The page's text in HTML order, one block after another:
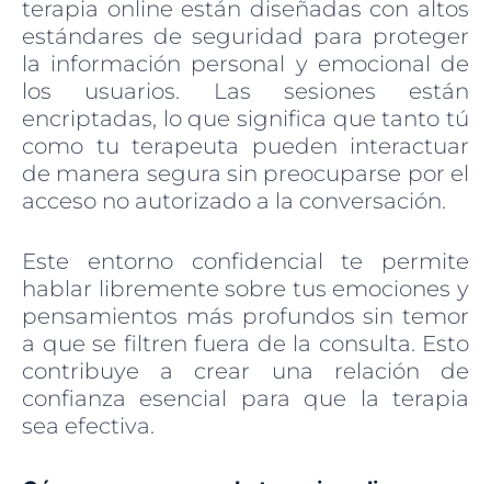
terapia online están diseñadas con altos
estándares de seguridad para proteger
la información personal y emocional de
los usuarios. Las sesiones están
encriptadas, lo que significa que tanto tú
como tu terapeuta pueden interactuar
de manera segura sin preocuparse por el
acceso no autorizado a la conversación.
Este entorno confidencial te permite
hablar libremente sobre tus emociones y
pensamientos más profundos sin temor
a que se filtren fuera de la consulta. Esto
contribuye a crear una relación de
confianza esencial para que la terapia
sea efectiva.